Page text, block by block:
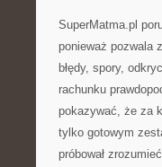
SuperMatma.pl
ponieważ pozwala
błędy, spory,
rachunku
pokazywać, że za
tylko gotowym
próbował